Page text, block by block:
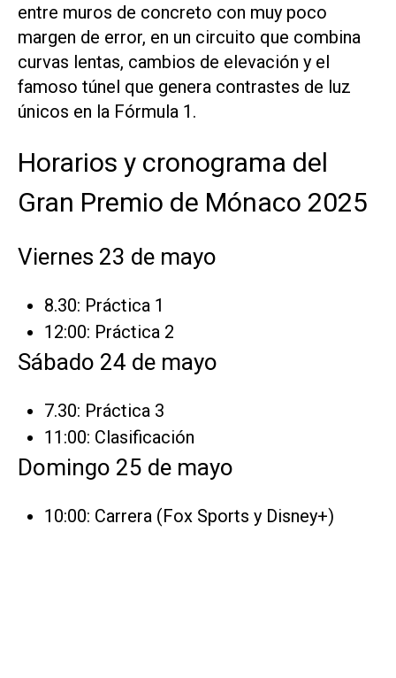
entre muros de concreto con muy poco
margen de error, en un circuito que combina
curvas lentas, cambios de elevación y el
famoso túnel que genera contrastes de luz
únicos en la Fórmula 1.
Horarios y cronograma del
Gran Premio de Mónaco 2025
Viernes 23 de mayo
8.30: Práctica 1
12:00: Práctica 2
Sábado 24 de mayo
7.30: Práctica 3
11:00: Clasificación
Domingo 25 de mayo
10:00: Carrera (Fox Sports y Disney+)